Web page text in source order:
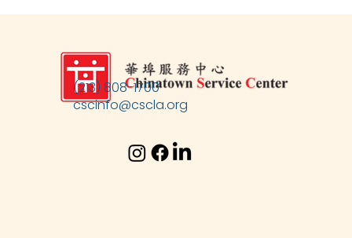
(213) 808-1700
cscinfo@cscla.org